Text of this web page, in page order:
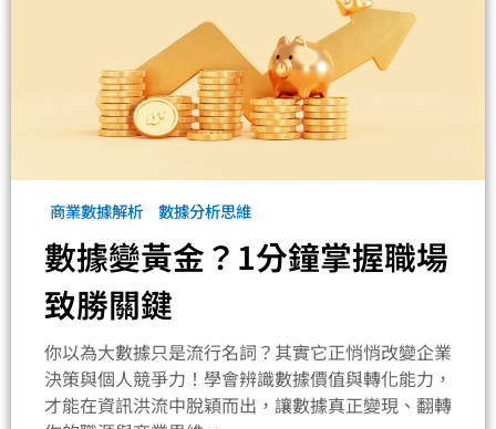
商業數據解析 數據分析思維
數據變黃金？1分鐘掌握職場
致勝關鍵
你以為大數據只是流行名詞？其實它正悄悄改變企業
決策與個人競爭力！學會辨識數據價值與轉化能力，
才能在資訊洪流中脫穎而出，讓數據真正變現、翻轉